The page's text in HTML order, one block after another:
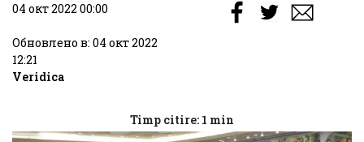
04 окт 2022 00:00
Обновлено в: 04 окт 2022
12:21
Veridica
Timp citire: 1 min